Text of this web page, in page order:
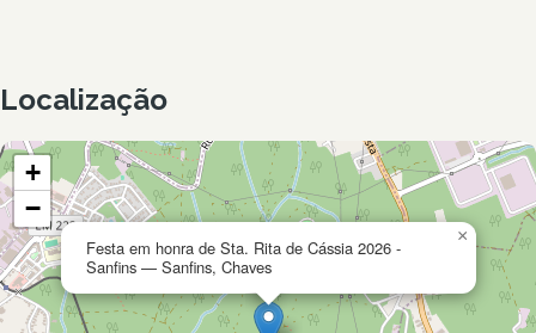
Localização
Festa em honra de Sta. Rita de Cássia 2026 -
Sanfins — Sanfins, Chaves
×
+
−